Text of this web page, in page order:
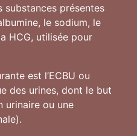
substances présentes
le sodium, le
HCG, utilisée pour
est l’ECBU ou
des urines, dont le but
urinaire ou une